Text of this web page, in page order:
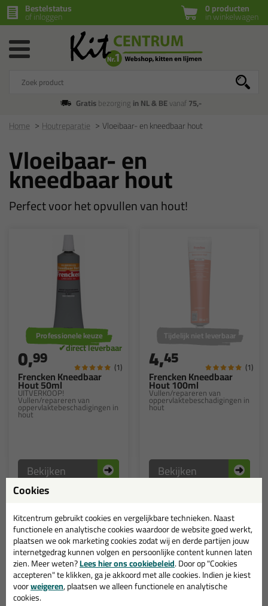
0 producten
in winkelwagen
Bestelstatus
of inloggen
Gratisbezorging in NL & BEvanaf75,-
Home Houtreparatie Vloeibaar- en kneedbaar hout
Vloeibaar- en
kneedbaar hout
Perfect voor het opvullen van hout!
Frencken Kneedbaar
Hout 50ml
UITVERKOOP!
Vullen/repareren van
oppervlaktebeschadigingen in
hout
Professionele keuze
0,99 (1)
Bekijken
Frencken Kneedbaar
Hout 100ml
Vullen/repareren van
oppervlaktebeschadigingen in
hout
Tijdelijk niet leverbaar
4,45 (1)
Bekijken
Cookies
Kitcentrum gebruikt cookies en vergelijkbare technieken. Naast
functionele en analytische cookies waardoor de website goed werkt,
plaatsen we ook marketing cookies zodat wij en derde partijen jouw
internetgedrag kunnen volgen en persoonlijke content kunnen laten
zien. Meer weten?Lees hier ons cookiebeleid. Door op "Cookies
accepteren" te klikken, ga je akkoord met alle cookies. Indien je kiest
voorweigeren, plaatsen we alleen functionele en analytische
cookies.